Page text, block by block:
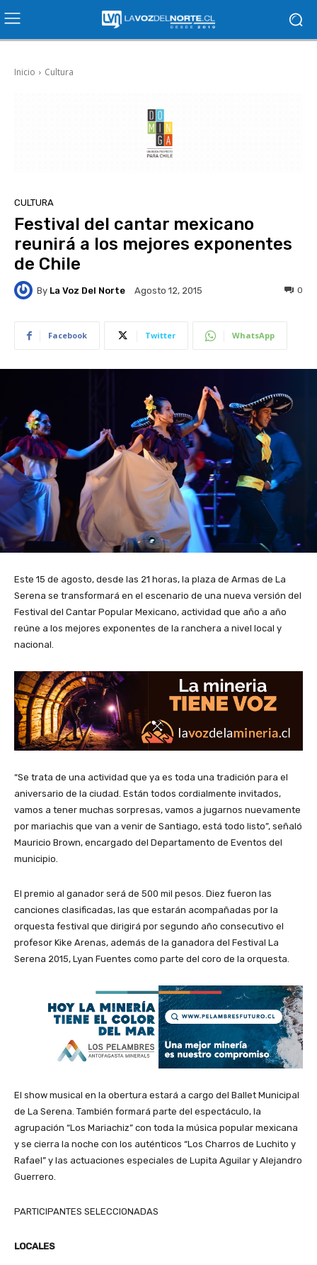
Inicio Cultura
CULTURA
Festival del cantar mexicano
reunirá a los mejores exponentes
de Chile
By La Voz Del Norte Agosto 12, 2015 0
Facebook Twitter WhatsApp
Este 15 de agosto, desde las 21 horas, la plaza de Armas de La
Serena se transformará en el escenario de una nueva versión del
Festival del Cantar Popular Mexicano, actividad que año a año
reúne a los mejores exponentes de la ranchera a nivel local y
nacional.
“Se trata de una actividad que ya es toda una tradición para el
aniversario de la ciudad. Están todos cordialmente invitados,
vamos a tener muchas sorpresas, vamos a jugarnos nuevamente
por mariachis que van a venir de Santiago, está todo listo”, señaló
Mauricio Brown, encargado del Departamento de Eventos del
municipio.
El premio al ganador será de 500 mil pesos. Diez fueron las
canciones clasificadas, las que estarán acompañadas por la
orquesta festival que dirigirá por segundo año consecutivo el
profesor Kike Arenas, además de la ganadora del Festival La
Serena 2015, Lyan Fuentes como parte del coro de la orquesta.
El show musical en la obertura estará a cargo del Ballet Municipal
de La Serena. También formará parte del espectáculo, la
agrupación “Los Mariachiz” con toda la música popular mexicana
y se cierra la noche con los auténticos “Los Charros de Luchito y
Rafael” y las actuaciones especiales de Lupita Aguilar y Alejandro
Guerrero.
PARTICIPANTES SELECCIONADAS
LOCALES